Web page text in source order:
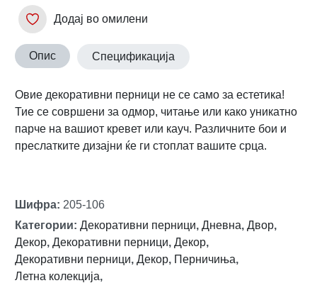
Додај во омилени
Опис Спецификација
Овие декоративни перници не се само за естетика!
Тие се совршени за одмор, читање или како уникатно
парче на вашиот кревет или кауч. Различните бои и
преслатките дизајни ќе ги стоплат вашите срца.
Шифра: 205-106
Категории: Декоративни перници, Дневна, Двор,
Декор, Декоративни перници, Декор,
Декоративни перници, Декор, Перничиња,
Летна колекција,